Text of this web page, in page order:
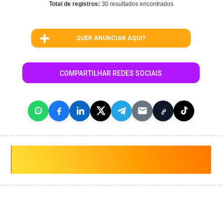
Total de registros: 30 resultados encontrados
QUER ANUNCIAR AQUI?
COMPARTILHAR REDES SOCIAIS